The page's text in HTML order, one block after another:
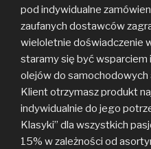
pod indywidualne
zaufanych dostawców
wieloletnie doświadczenie
staramy się być wsparciem
olejów do samochodowych
Klient otrzymasz produkt
indywidualnie do jego
Klasyki” dla wszystkich
15% w zależności od